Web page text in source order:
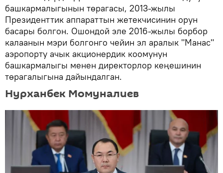
башкармалыгынын төрагасы, 2013-жылы
Президенттик аппараттын жетекчисинин орун
басары болгон. Ошондой эле 2016-жылы борбор
калаанын мэри болгонго чейин эл аралык "Манас"
аэропорту ачык акционердик коомунун
башкармалыгы менен директорлор кеңешинин
төрагалыгына дайындалган.
Нурханбек Момуналиев